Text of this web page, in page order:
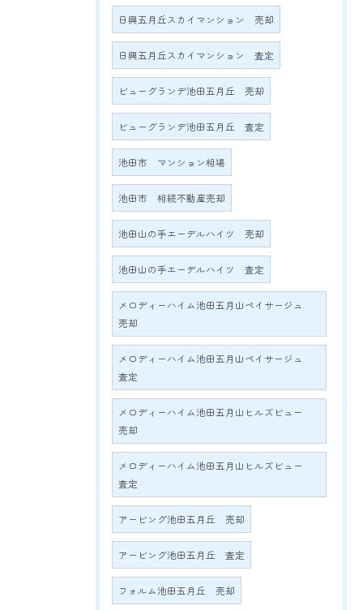
日興五月丘スカイマンション 売却
日興五月丘スカイマンション 査定
ビューグランデ池田五月丘 売却
ビューグランデ池田五月丘 査定
池田市 マンション相場
池田市 相続不動産売却
池田山の手エーデルハイツ 売却
池田山の手エーデルハイツ 査定
メロディーハイム池田五月山ペイサージュ
売却
メロディーハイム池田五月山ペイサージュ
査定
メロディーハイム池田五月山ヒルズビュー
売却
メロディーハイム池田五月山ヒルズビュー
査定
アービング池田五月丘 売却
アービング池田五月丘 査定
フォルム池田五月丘 売却